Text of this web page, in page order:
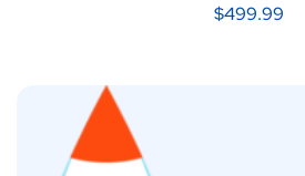
$499.99